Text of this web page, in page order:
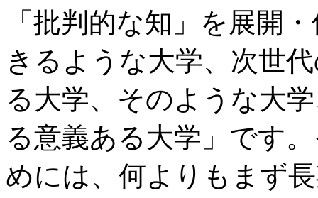
「批判的な知」を展開
きるような大学、次世
る大学、そのような大
る意義ある大学」です
めには、何よりもまず